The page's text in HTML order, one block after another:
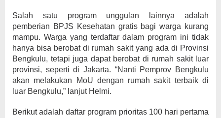
Salah satu program unggulan lainnya adalah
pemberian BPJS Kesehatan gratis bagi warga kurang
mampu. Warga yang terdaftar dalam program ini tidak
hanya bisa berobat di rumah sakit yang ada di Provinsi
Bengkulu, tetapi juga dapat berobat di rumah sakit luar
provinsi, seperti di Jakarta. “Nanti Pemprov Bengkulu
akan melakukan MoU dengan rumah sakit terbaik di
luar Bengkulu,” lanjut Helmi.
Berikut adalah daftar program prioritas 100 hari pertama